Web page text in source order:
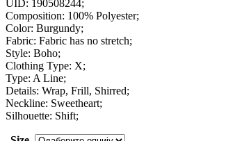
UID: 190508244;
Composition: 100% Polyester;
Color: Burgundy;
Fabric: Fabric has no stretch;
Style: Boho;
Clothing Type: X;
Type: A Line;
Details: Wrap, Frill, Shirred;
Neckline: Sweetheart;
Silhouette: Shift;